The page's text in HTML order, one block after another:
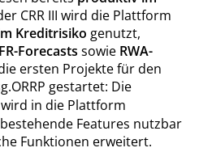
CRR III wird die Plattform
Kreditrisiko genutzt,
Forecasts sowie RWA-
ersten Projekte für den
gestartet: Die
wird in die Plattform
Features nutzbar
Funktionen erweitert.